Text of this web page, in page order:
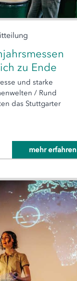
zu Ende
und starke
/ Rund
das Stuttgarter
mehr erfahren